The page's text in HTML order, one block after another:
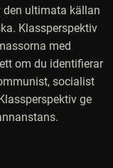
den ultimata källan
Klassperspektiv
med
om du identifierar
socialist
ge